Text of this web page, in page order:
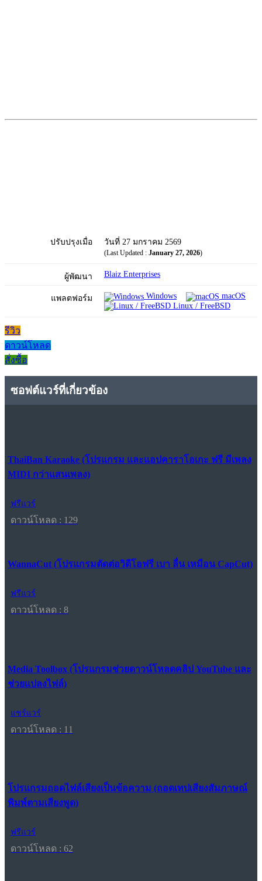
ปรับปรุงเมื่อ วันที่ 27 มกราคม 2569
(Last Updated : January 27, 2026)
ผู้พัฒนา Blaiz Enterprises
แพลตฟอร์ม Windows
macOS
Linux / FreeBSD
รีวิว
ดาวน์โหลด
สั่งซื้อ
ซอฟต์แวร์ที่เกี่ยวข้อง
ThaiBan Karaoke (โปรแกรม และแอปคาราโอเกะ ฟรี มีเพลง
MIDI กว่าแสนเพลง)
ฟรีแวร์
ดาวน์โหลด : 129
WannaCut (โปรแกรมตัดต่อวิดีโอฟรี เบา ลื่น เหมือน CapCut)
ฟรีแวร์
ดาวน์โหลด : 8
Media Toolbox (โปรแกรมช่วยดาวน์โหลดคลิป YouTube และ
ช่วยแปลงไฟล์)
แชร์แวร์
ดาวน์โหลด : 11
โปรแกรมถอดไฟล์เสียงเป็นข้อความ (ถอดเทปเสียงสัมภาษณ์
พิมพ์ตามเสียงพูด)
ฟรีแวร์
ดาวน์โหลด : 62